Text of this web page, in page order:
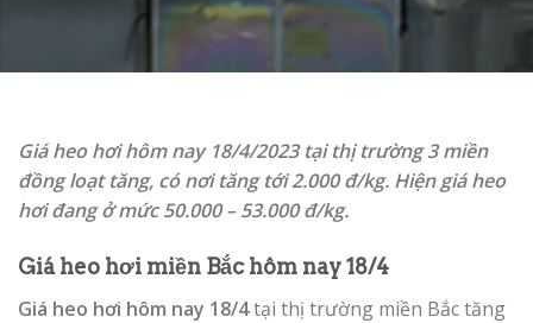
Giá heo hơi hôm nay 18/4/2023 tại thị trường 3 miền
đồng loạt tăng, có nơi tăng tới 2.000 đ/kg. Hiện giá heo
hơi đang ở mức 50.000 – 53.000 đ/kg.
Giá heo hơi miền Bắc hôm nay 18/4
Giá heo hơi hôm nay 18/4tại thị trường miền Bắc tăng